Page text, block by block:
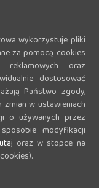
wykorzystuje pliki
za pomocą cookies
oraz
dostosować
Państwo zgody,
w ustawieniach
o używanych przez
modyfikacji
oraz w stopce na